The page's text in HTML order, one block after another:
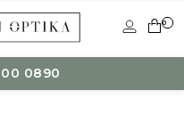
0
0890